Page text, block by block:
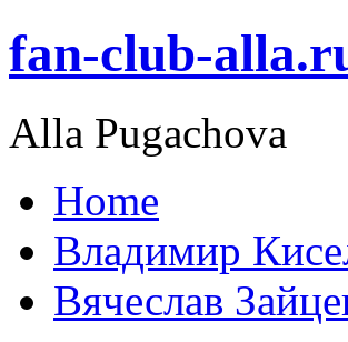
fan-club-
Alla Pugachova
Home
Владимир
Вячеслав